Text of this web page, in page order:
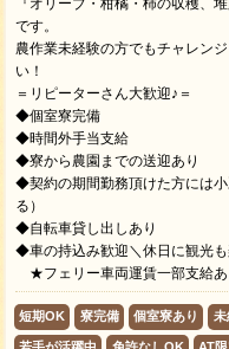
『オリーブ・柑橘・柿の収穫、
です。
農作業未経験の方でもチャレン
い！
＝リピーターさん大歓迎♪＝
◆個室寮完備
◆時間外手当支給
◆寮から農園までの送迎あり
◆契約の期間勤務頂けた方には
る）
◆自転車貸し出しあり
◆車の持込み歓迎＼休日に観光も
★フェリー車両運賃一部支給あ
短期OK 寮完備 個室寮あり 未